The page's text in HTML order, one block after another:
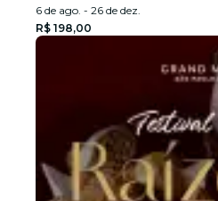
6 de ago. - 26 de dez.
R$ 198,00